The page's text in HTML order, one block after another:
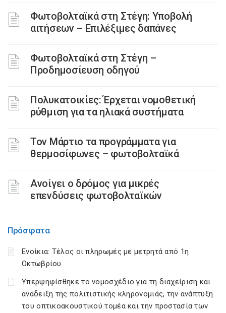
Φωτοβολταϊκά στη Στέγη: Υποβολή
αιτήσεων – Επιλέξιμες δαπάνες
Φωτοβολταϊκά στη Στέγη –
Προδημοσίευση οδηγού
Πολυκατοικίες: Έρχεται νομοθετική
ρύθμιση για τα ηλιακά συστήματα
Τον Μάρτιο τα προγράμματα για
θερμοσίφωνες – φωτοβολταϊκά
Ανοίγει ο δρόμος για μικρές
επενδύσεις φωτοβολταϊκών
Πρόσφατα
Ενοίκια: Τέλος οι πληρωμές με μετρητά από 1η
Οκτωβρίου
Υπερψηφίσθηκε το νομοσχέδιο για τη διαχείριση και
ανάδειξη της πολιτιστικής κληρονομιάς, την ανάπτυξη
του οπτικοακουστικού τομέα και την προστασία των